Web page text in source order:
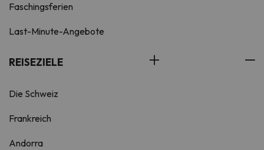
Faschingsferien
Last-Minute-Angebote
REISEZIELE
Die Schweiz
Frankreich
Andorra